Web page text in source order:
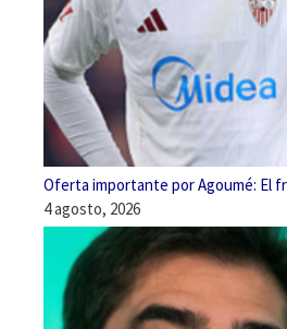
Oferta importante por Agoumé: El
4 agosto, 2026